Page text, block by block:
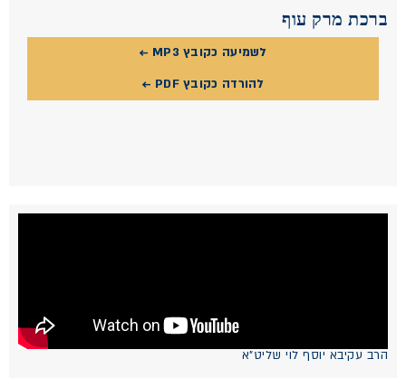
ברכת מרק עוף
לשמיעה כקובץ MP3 ←
להורדה כקובץ PDF ←
הרב עקיבא יוסף לוי שליט"א